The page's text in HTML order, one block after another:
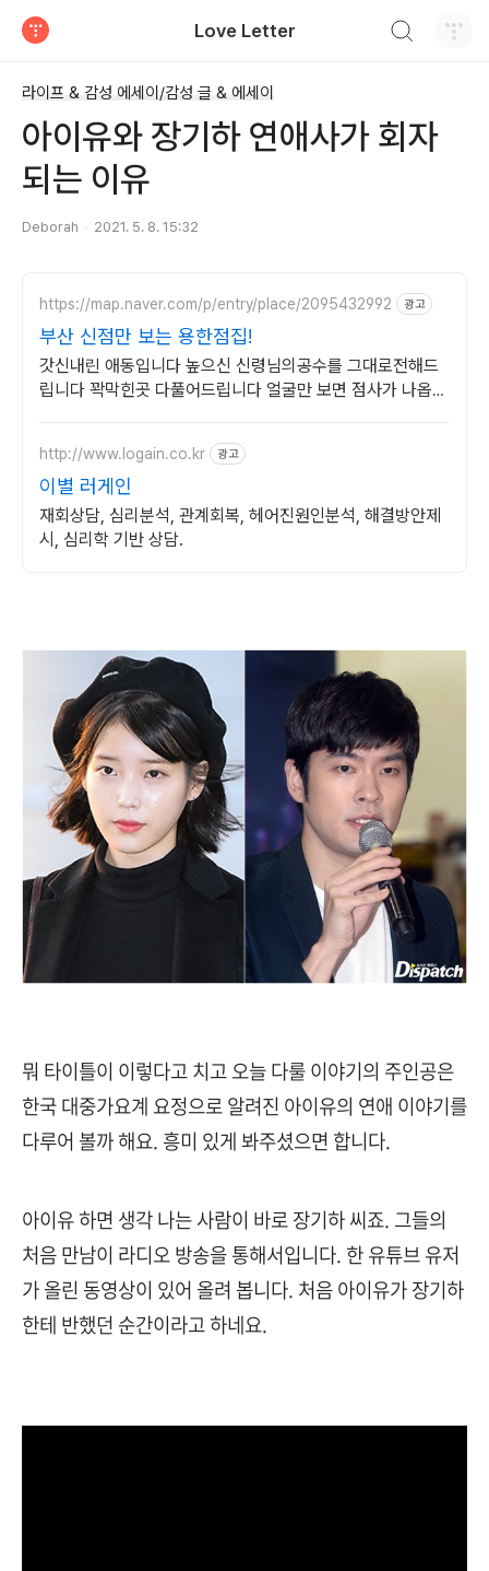
Love Letter
라이프 & 감성 에세이/감성 글 & 에세이
아이유와 장기하 연애사가 회자
되는 이유
Deborah 2021. 5. 8. 15:32
https://map.naver.com/p/entry/place/2095432992 광고
부산 신점만 보는 용한점집!
갓신내린 애동입니다 높으신 신령님의공수를 그대로전해드
립니다 꽉막힌곳 다풀어드립니다 얼굴만 보면 점사가 나옵니
http://www.logain.co.kr 광고
이별 러게인
재회상담, 심리분석, 관계회복, 헤어진원인분석, 해결방안제
시, 심리학 기반 상담.
뭐 타이틀이 이렇다고 치고 오늘 다룰 이야기의 주인공은
한국 대중가요계 요정으로 알려진 아이유의 연애 이야기를
다루어 볼까 해요. 흥미 있게 봐주셨으면 합니다.
아이유 하면 생각 나는 사람이 바로 장기하 씨죠. 그들의
처음 만남이 라디오 방송을 통해서입니다. 한 유튜브 유저
가 올린 동영상이 있어 올려 봅니다. 처음 아이유가 장기하
한테 반했던 순간이라고 하네요.